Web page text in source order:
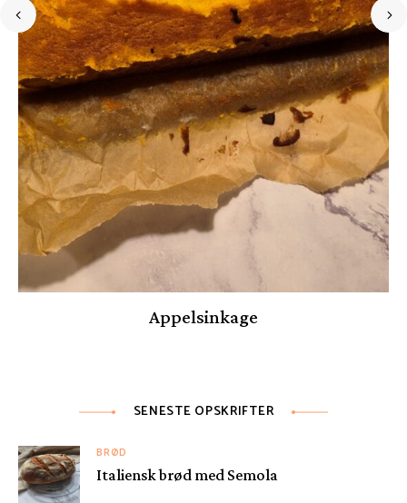
Appelsinkage
SENESTE OPSKRIFTER
BRØD
Italiensk brød med Semola